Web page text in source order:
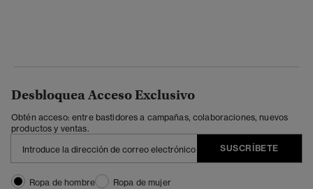
Desbloquea Acceso Exclusivo
Obtén acceso: entre bastidores a campañas, colaboraciones, nuevos
productos y ventas.
SUSCRÍBETE
Ropa de hombre
Ropa de mujer